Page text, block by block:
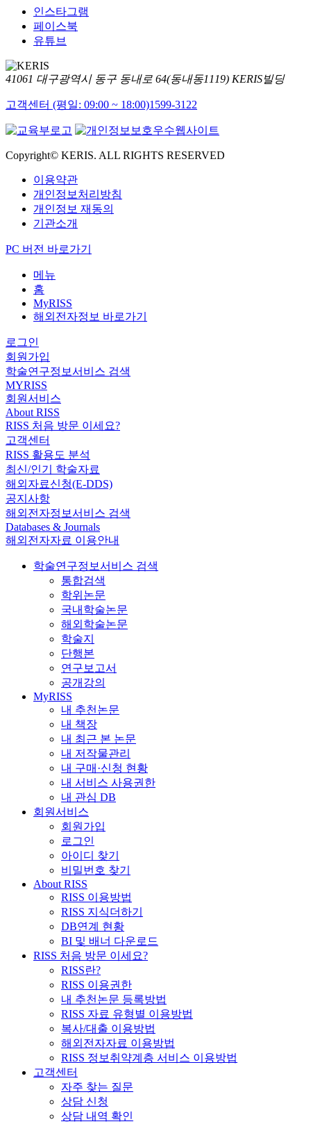
인스타그램
페이스북
유튜브
41061 대구광역시 동구 동내로 64(동내동1119) KERIS빌딩
고객센터 (평일: 09:00 ~ 18:00)1599-3122
Copyright© KERIS. ALL RIGHTS RESERVED
이용약관
개인정보처리방침
개인정보 재동의
기관소개
PC 버전 바로가기
메뉴
홈
MyRISS
해외전자정보 바로가기
로그인
회원가입
학술연구정보서비스 검색
MYRISS
회원서비스
About RISS
RISS 처음 방문 이세요?
고객센터
RISS 활용도 분석
최신/인기 학술자료
해외자료신청(E-DDS)
공지사항
해외전자정보서비스 검색
Databases & Journals
해외전자자료 이용안내
학술연구정보서비스 검색
통합검색
학위논문
국내학술논문
해외학술논문
학술지
단행본
연구보고서
공개강의
MyRISS
내 추천논문
내 책장
내 최근 본 논문
내 저작물관리
내 구매·신청 현황
내 서비스 사용권한
내 관심 DB
회원서비스
회원가입
로그인
아이디 찾기
비밀번호 찾기
About RISS
RISS 이용방법
RISS 지식더하기
DB연계 현황
BI 및 배너 다운로드
RISS 처음 방문 이세요?
RISS란?
RISS 이용권한
내 추천논문 등록방법
RISS 자료 유형별 이용방법
복사/대출 이용방법
해외전자자료 이용방법
RISS 정보취약계층 서비스 이용방법
고객센터
자주 찾는 질문
상담 신청
상담 내역 확인